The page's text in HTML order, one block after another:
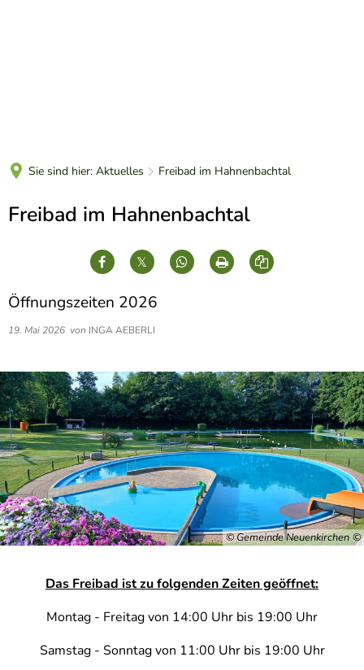
Sie sind hier: Aktuelles Freibad im Hahnenbachtal
Freibad im Hahnenbachtal
Öffnungszeiten 2026
19. Mai 2026 von INGA AEBERLI
© Gemeinde Neuenkirchen
Das Freibad ist zu folgenden Zeiten geöffnet:
Montag - Freitag von 14:00 Uhr bis 19:00 Uhr
Samstag - Sonntag von 11:00 Uhr bis 19:00 Uhr